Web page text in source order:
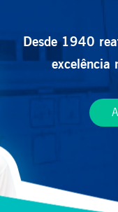
Desde 1940
excelência